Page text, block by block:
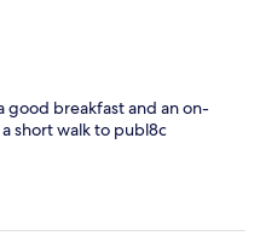
good breakfast and an on-
short walk to publ8c